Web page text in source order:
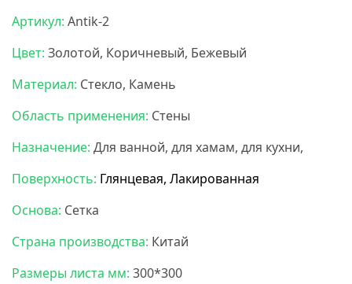
Артикул: Antik-2
Цвет: Золотой, Коричневый, Бежевый
Материал: Стекло, Камень
Область применения: Стены
Назначение: Для ванной, для хамам, для кухни,
Поверхность: Глянцевая, Лакированная
Основа: Сетка
Страна производства: Китай
Размеры листа мм: 300*300